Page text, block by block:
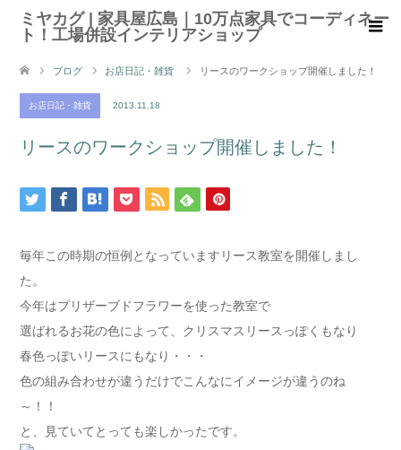
ミヤカグ | 家具屋広島｜10万点家具でコーディネー
ト！工場併設インテリアショップ
ブログ お店日記・雑貨 リースのワークショップ開催しました！
お店日記・雑貨 2013.11.18
リースのワークショップ開催しました！
毎年この時期の恒例となっていますリース教室を開催しまし
た。
今年はプリザーブドフラワーを使った教室で
選ばれるお花の色によって、クリスマスリースっぽくもなり
春色っぽいリースにもなり・・・
色の組み合わせが違うだけでこんなにイメージが違うのね
～！！
と、見ていてとっても楽しかったです。